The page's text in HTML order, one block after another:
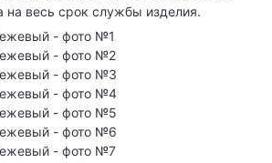
на весь срок службы изделия.